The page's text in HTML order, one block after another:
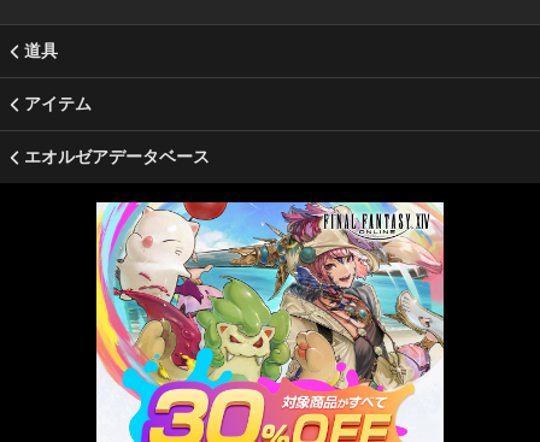
道具
アイテム
エオルゼアデータベース